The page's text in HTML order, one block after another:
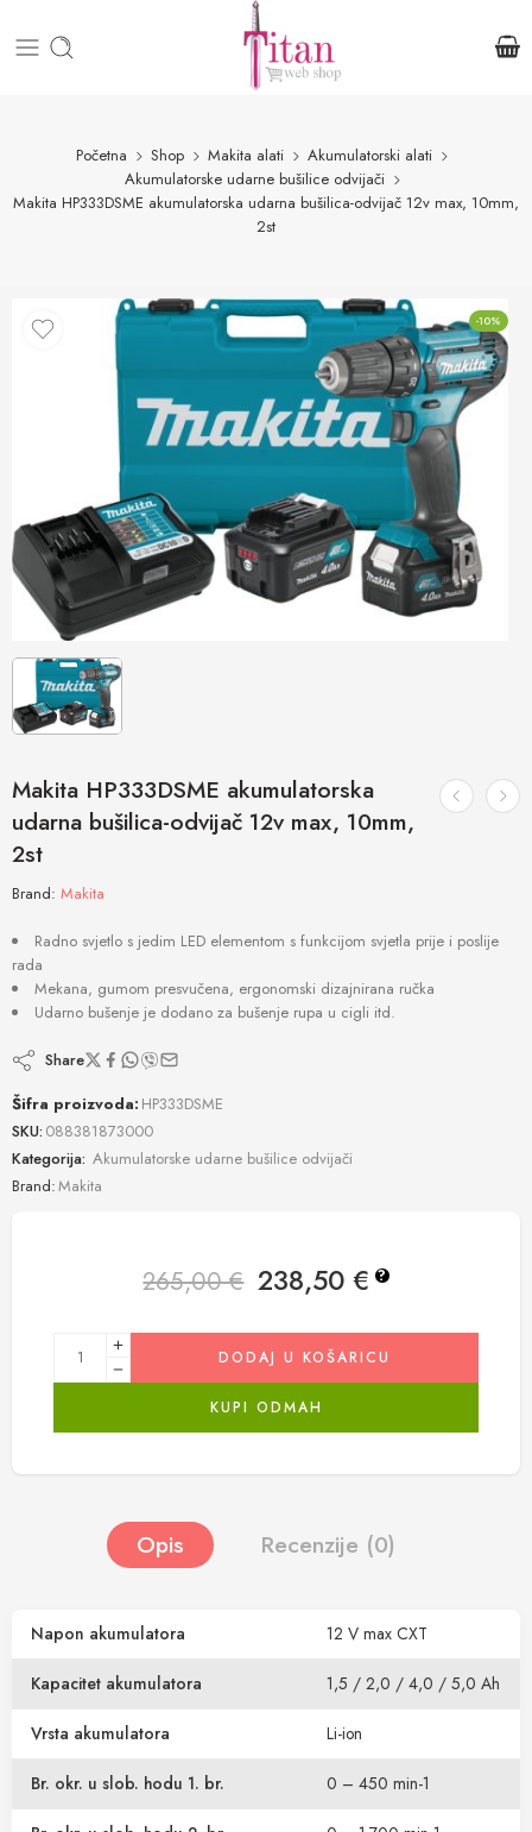
Početna Shop Makita alati
Akumulatorski alati
Akumulatorske udarne bušilice odvijači
Makita HP333DSME akumulatorska udarna bušilica-odvijač 12v max, 10mm,
2st
-10%
Makita HP333DSME akumulatorska
udarna bušilica-odvijač 12v max, 10mm,
2st
Brand: Makita
Radno svjetlo s jedim LED elementom s funkcijom svjetla prije i poslije
rada
Mekana, gumom presvučena, ergonomski dizajnirana ručka
Udarno bušenje je dodano za bušenje rupa u cigli itd.
Share
Šifra proizvoda: HP333DSME
SKU: 088381873000
Kategorija: Akumulatorske udarne bušilice odvijači
Brand:Makita
265,00€ 238,50€ ?
DODAJ U KOŠARICU
KUPI ODMAH
Opis Recenzije (0)
Napon akumulatora 12 V max CXT
Kapacitet akumulatora 1,5 / 2,0 / 4,0 / 5,0 Ah
Vrsta akumulatora Li-ion
Br. okr. u slob. hodu 1. br. 0 – 450 min-1